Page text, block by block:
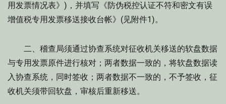
用发票情况表》)，并填写《防伪税控认证不符和密文有误
增值税专用发票移送接收台帐》(见附件1)。
二、稽查局须通过协查系统对征收机关移送的软盘数据
与专用发票原件进行核对；两者数据一致的，将软盘数据读
入协查系统，同时签收；两者数据不一致的，不予签收，征
收机关须带回软盘，审核后重新移送。